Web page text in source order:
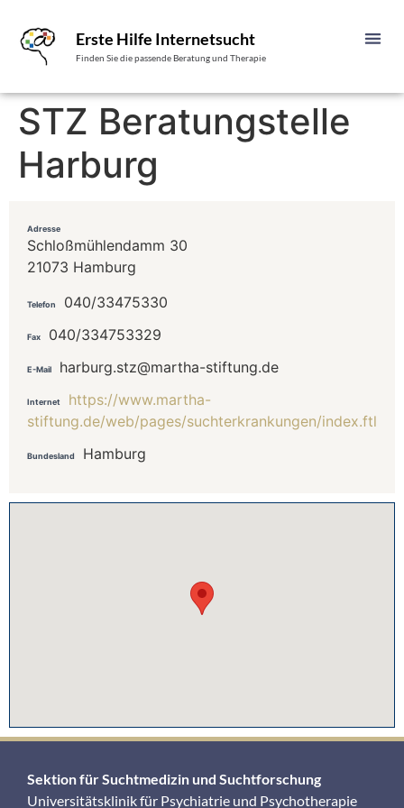
Erste Hilfe Internetsucht
Finden Sie die passende Beratung und Therapie
STZ Beratungstelle
Harburg
Adresse
Schloßmühlendamm 30
21073 Hamburg
Telefon 040/33475330
Fax 040/334753329
E-Mail harburg.stz@martha-stiftung.de
Internet
https://www.martha-
stiftung.de/web/pages/suchterkrankungen/index.ftl
Bundesland Hamburg
Sektion für Suchtmedizin und Suchtforschung
Universitätsklinik für Psychiatrie und Psychotherapie